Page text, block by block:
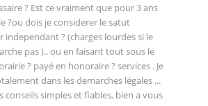
? Est ce vraiment que pour 3 ans
?ou dois je considerer le satut
independant ? (charges lourdes si le
pas ).. ou en faisant tout sous le
? payé en honoraire ? services . Je
dans les demarches légales ...
conseils simples et fiables, bien a vous